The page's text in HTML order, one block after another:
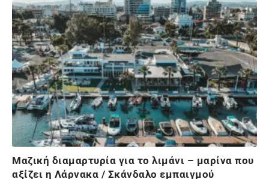
Μαζική διαμαρτυρία για το λιμάνι – μαρίνα που
αξίζει η Λάρνακα / Σκάνδαλο εμπαιγμού